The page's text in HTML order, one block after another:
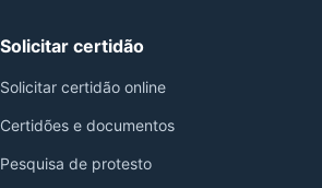
Solicitar certidão
Solicitar certidão online
Certidões e documentos
Pesquisa de protesto